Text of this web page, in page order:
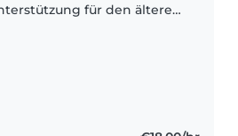
für den älteren